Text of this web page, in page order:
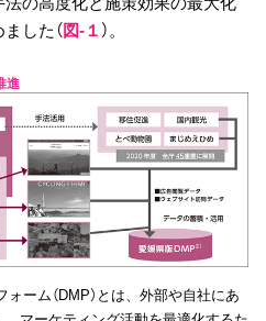
した（図-１）。
進
ーム（DMP）とは、外部や自社にあ